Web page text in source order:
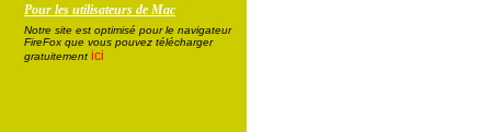
Pour les utilisateurs de Mac
Notre site est optimisé pour le navigateur
FireFox que vous pouvez télécharger
gratuitement ici